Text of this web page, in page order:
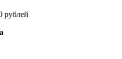
рублей